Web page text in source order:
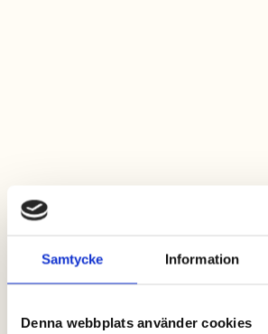
Samtycke Information
Denna webbplats använder cookies